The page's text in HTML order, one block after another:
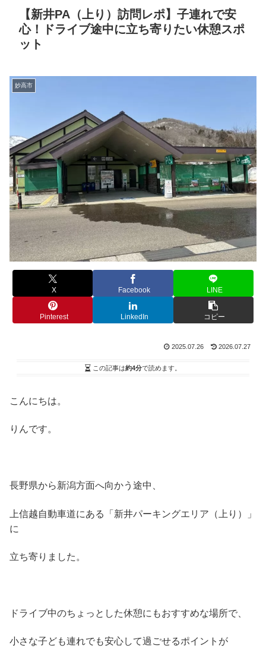
【新井PA（上り）訪問レポ】子連れで安
心！ドライブ途中に立ち寄りたい休憩スポ
ット
妙高市
X Facebook LINE
Pinterest LinkedIn コピー
2025.07.26 2026.07.27
この記事は約4分で読めます。
こんにちは。
りんです。
長野県から新潟方面へ向かう途中、
上信越自動車道にある「新井パーキングエリア（上り）」
に
立ち寄りました。
ドライブ中のちょっとした休憩にもおすすめな場所で、
小さな子ども連れでも安心して過ごせるポイントが